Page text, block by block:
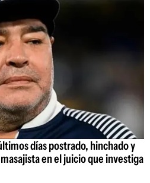
días postrado, hinchado y
en el juicio que investiga